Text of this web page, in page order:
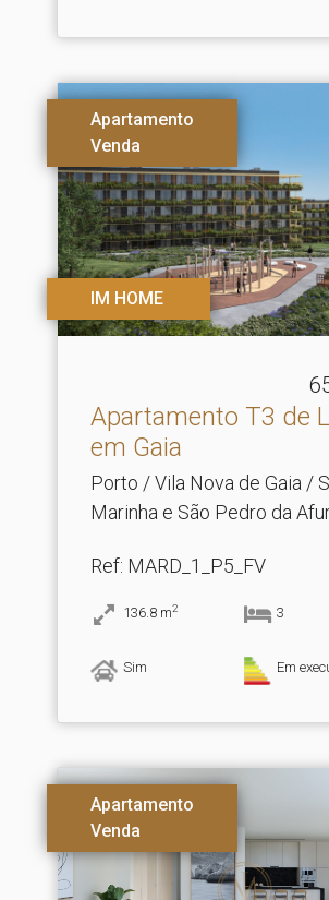
Apartamento
Venda
IM HOME
Apartamento T3 de
em Gaia
Porto / Vila Nova de Gaia /
Marinha e São Pedro da
Ref: MARD_1_P5_FV
136.8 m2 3
Sim Em
Apartamento
Venda